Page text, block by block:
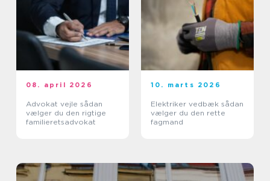
08. april 2026
Advokat vejle sådan
vælger du den rigtige
familieretsadvokat
10. marts 2026
Elektriker vedbæk sådan
vælger du den rette
fagmand